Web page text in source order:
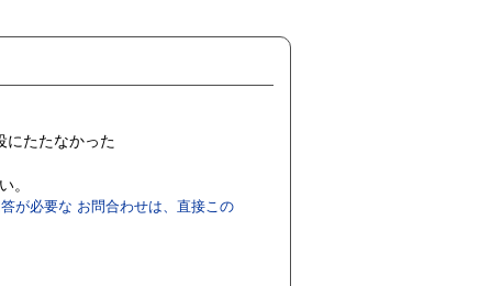
にたたなかった
。
が必要な お問合わせは、直接この